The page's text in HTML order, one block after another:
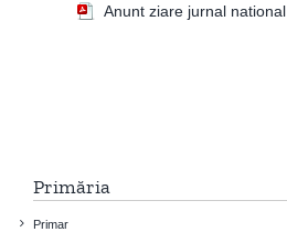
Anunt ziare jurnal national
Primăria
Primar